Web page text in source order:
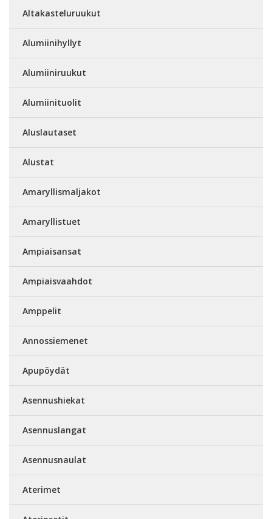
Altakasteluruukut
Alumiinihyllyt
Alumiiniruukut
Alumiinituolit
Aluslautaset
Alustat
Amaryllismaljakot
Amaryllistuet
Ampiaisansat
Ampiaisvaahdot
Amppelit
Annossiemenet
Apupöydät
Asennushiekat
Asennuslangat
Asennusnaulat
Aterimet